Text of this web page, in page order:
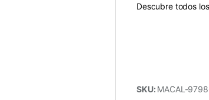
Descubre todos
SKU: MACAL-